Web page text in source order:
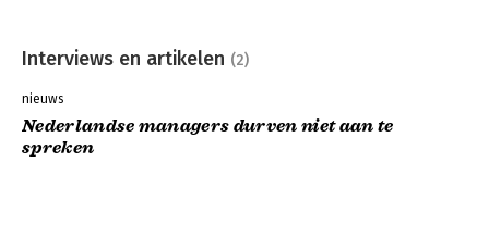
Interviews en artikelen (2)
nieuws
Nederlandse managers durven niet aan te
spreken